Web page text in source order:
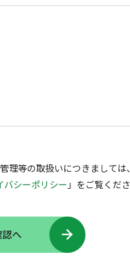
理等の取扱いにつきましては、
バシーポリシー 」をご覧くださ
へ